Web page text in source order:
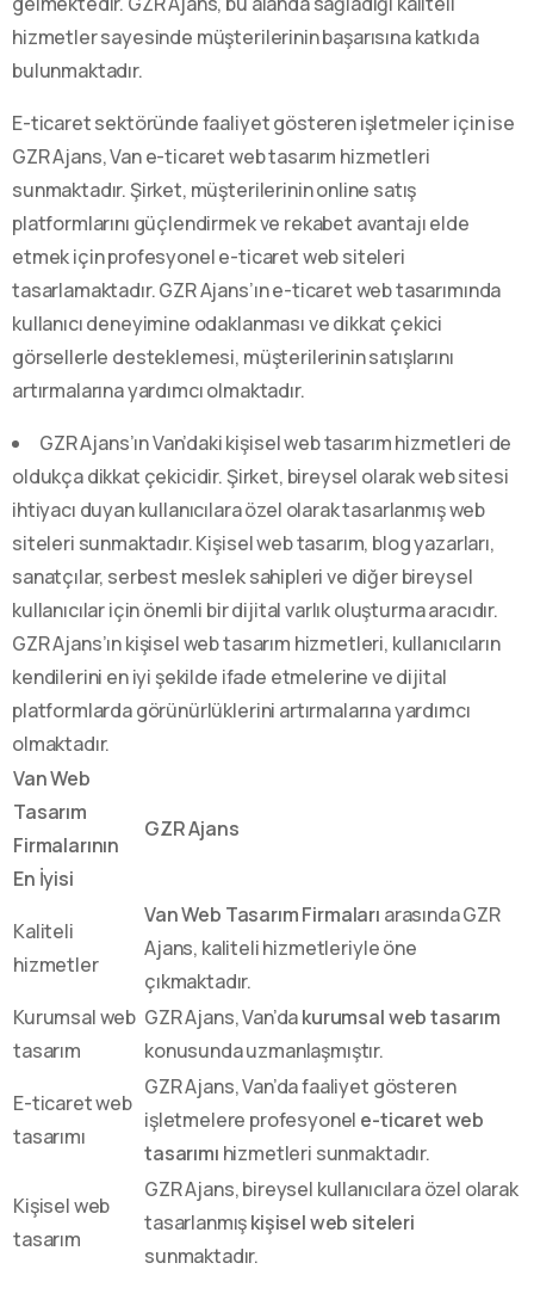
hizmetler sayesinde müşterilerinin başarısına katkıda
bulunmaktadır.
E-ticaret sektöründe faaliyet gösteren işletmeler için ise
GZR Ajans, Van e-ticaret web tasarım hizmetleri
sunmaktadır. Şirket, müşterilerinin online satış
platformlarını güçlendirmek ve rekabet avantajı elde
etmek için profesyonel e-ticaret web siteleri
tasarlamaktadır. GZR Ajans’ın e-ticaret web tasarımında
kullanıcı deneyimine odaklanması ve dikkat çekici
görsellerle desteklemesi, müşterilerinin satışlarını
artırmalarına yardımcı olmaktadır.
GZR Ajans’ın Van’daki kişisel web tasarım hizmetleri de
oldukça dikkat çekicidir. Şirket, bireysel olarak web sitesi
ihtiyacı duyan kullanıcılara özel olarak tasarlanmış web
siteleri sunmaktadır. Kişisel web tasarım, blog yazarları,
sanatçılar, serbest meslek sahipleri ve diğer bireysel
kullanıcılar için önemli bir dijital varlık oluşturma aracıdır.
GZR Ajans’ın kişisel web tasarım hizmetleri, kullanıcıların
kendilerini en iyi şekilde ifade etmelerine ve dijital
platformlarda görünürlüklerini artırmalarına yardımcı
olmaktadır.
Van Web
Tasarım
Firmalarının
En İyisi
GZR Ajans
Kaliteli
hizmetler
Van Web Tasarım Firmaları arasında GZR
Ajans, kaliteli hizmetleriyle öne
çıkmaktadır.
Kurumsal web
tasarım
GZR Ajans, Van’dakurumsal web tasarım
konusunda uzmanlaşmıştır.
E-ticaret web
tasarımı
GZR Ajans, Van’da faaliyet gösteren
işletmelere profesyonel e-ticaret web
tasarımı hizmetleri sunmaktadır.
Kişisel web
tasarım
GZR Ajans, bireysel kullanıcılara özel olarak
tasarlanmışkişisel web siteleri
sunmaktadır.